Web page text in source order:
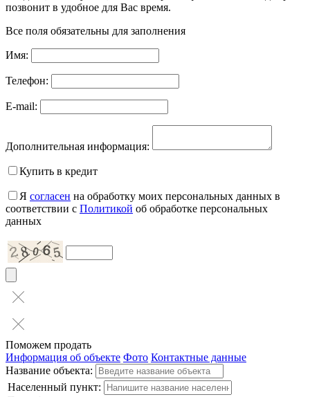
позвонит в удобное для Вас время.
Все поля обязательны для заполнения
Имя:
Телефон:
E-mail:
Дополнительная информация:
Купить в кредит
Я согласен на обработку моих персональных данных в
соответствии с Политикой об обработке персональных
данных
Поможем продать
Информация об объекте Фото Контактные данные
Название объекта:
Населенный пункт: